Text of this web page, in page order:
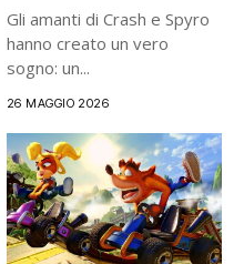
Gli amanti di Crash e Spyro
hanno creato un vero
sogno: un...
26 MAGGIO 2026